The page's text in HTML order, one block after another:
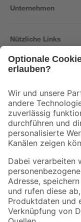
Unternehmen
Nützliche Links
Der toom Newsletter:
Zur Newsletter
Folge uns
Zahlungsarten